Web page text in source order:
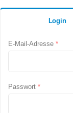
Login
E-Mail-Adresse *
Passwort *